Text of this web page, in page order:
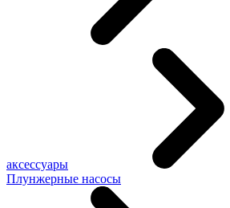
аксессуары
Плунжерные насосы